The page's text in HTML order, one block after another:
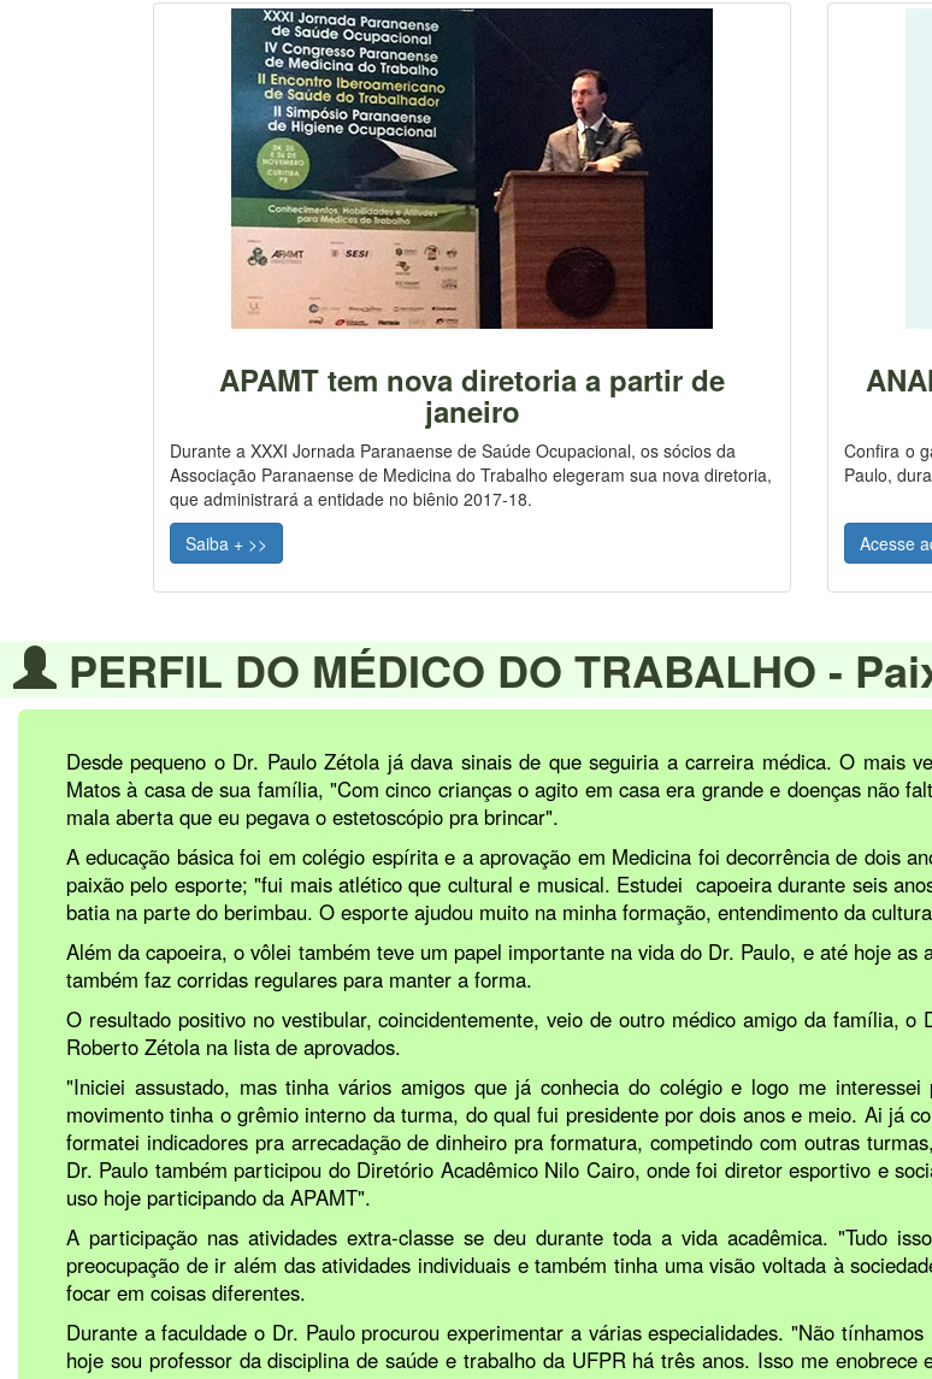
APAMT tem nova diretoria a partir de
janeiro
Durante a XXXI Jornada Paranaense de Saúde Ocupacional, os sócios da
Associação Paranaense de Medicina do Trabalho elegeram sua nova diretoria,
que administrará a entidade no biênio 2017-18.
Saiba + >>
Confira o
Paulo,
Acesse
PERFIL DO MÉDICO DO TRABALHO -
Desde pequeno o Dr. Paulo Zétola já dava sinais de que seguiria a carreira médica. O mais
Matos à casa de sua família, "Com cinco crianças o agito em casa era grande e doenças não
mala aberta que eu pegava o estetoscópio pra brincar".
A educação básica foi em colégio espírita e a aprovação em Medicina foi decorrência de dois
paixão pelo esporte; "fui mais atlético que cultural e musical. Estudei capoeira durante seis
batia na parte do berimbau. O esporte ajudou muito na minha formação, entendimento da
Além da capoeira, o vôlei também teve um papel importante na vida do Dr. Paulo, e até hoje
também faz corridas regulares para manter a forma.
O resultado positivo no vestibular, coincidentemente, veio de outro médico amigo da família,
Roberto Zétola na lista de aprovados.
"Iniciei assustado, mas tinha vários amigos que já conhecia do colégio e logo me
movimento tinha o grêmio interno da turma, do qual fui presidente por dois anos e meio. Ai já
formatei indicadores pra arrecadação de dinheiro pra formatura, competindo com outras
Dr. Paulo também participou do Diretório Acadêmico Nilo Cairo, onde foi diretor esportivo e
uso hoje participando da APAMT".
A participação nas atividades extra-classe se deu durante toda a vida acadêmica. "Tudo
preocupação de ir além das atividades individuais e também tinha uma visão voltada à
focar em coisas diferentes.
Durante a faculdade o Dr. Paulo procurou experimentar a várias especialidades. "Não
hoje sou professor da disciplina de saúde e trabalho da UFPR há três anos. Isso me